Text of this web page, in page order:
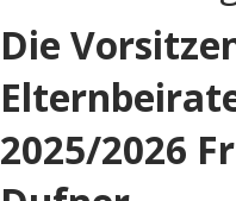
Die
2025/2026